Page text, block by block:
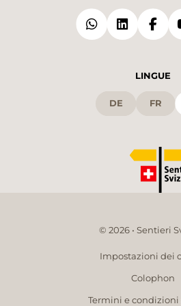
LINGUE
DE FR
© 2026 • Sentieri
Impostazioni dei
Colophon
Termini e condizioni